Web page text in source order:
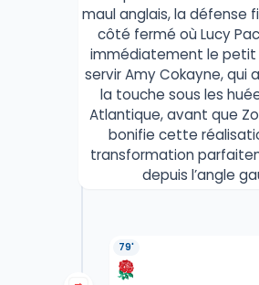
maul anglais, la défense
côté fermé où Lucy
immédiatement le petit
servir Amy Cokayne, qui
la touche sous les
Atlantique, avant que
bonifie cette
transformation
depuis l’angle
79'